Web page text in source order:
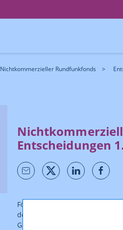
Nichtkommerzieller Rundfunkfonds
Entscheidungen
Förderentscheidungen werden
der
und nach
Geschäftsführer des